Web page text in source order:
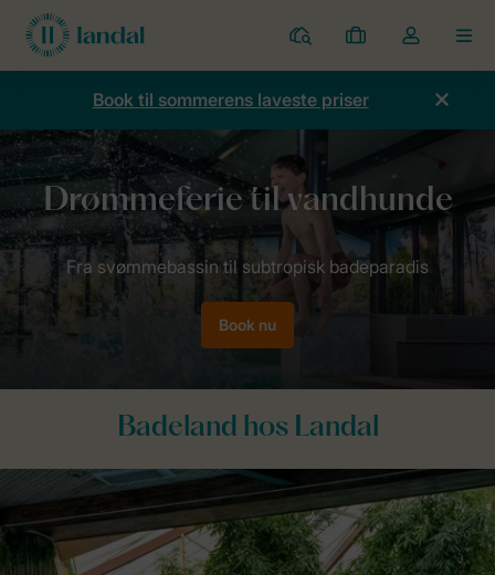
Parker
Mine
bookinger
Toggle
the
Book til sommerens laveste priser
Forside Inspiration Badeland
Book nu
Badeland hos Landal